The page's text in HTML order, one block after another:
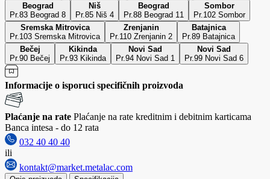
Beograd
Pr.83 Beograd 8
Niš
Pr.85 Niš 4
Beograd
Pr.88 Beograd 11
Sombor
Pr.102 Sombor
Sremska Mitrovica
Pr.103 Sremska Mitrovica
Zrenjanin
Pr.110 Zrenjanin 2
Batajnica
Pr.89 Batajnica
Bečej
Pr.90 Bečej
Kikinda
Pr.93 Kikinda
Novi Sad
Pr.94 Novi Sad 1
Novi Sad
Pr.99 Novi Sad 6
Informacije o isporuci specifičnih proizvoda
Plaćanje na rate Plaćanje na rate kreditnim i debitnim karticama
Banca intesa - do 12 rata
032 40 40 40
ili
kontakt@market.metalac.com